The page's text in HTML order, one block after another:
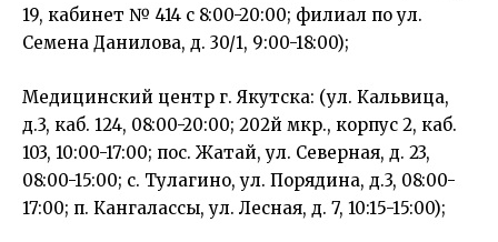
19, кабинет № 414 с 8:00-20:00; филиал по ул.
Семена Данилова, д. 30/1, 9:00-18:00);
Медицинский центр г. Якутска: (ул. Кальвица,
д.3, каб. 124, 08:00-20:00; 202й мкр., корпус 2, каб.
103, 10:00-17:00; пос. Жатай, ул. Северная, д. 23,
08:00-15:00; с. Тулагино, ул. Порядина, д.3, 08:00-
17:00; п. Кангалассы, ул. Лесная, д. 7, 10:15-15:00);